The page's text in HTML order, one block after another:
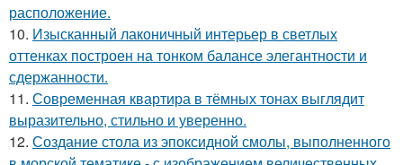
расположение.
10. Изысканный лаконичный интерьер в светлых
оттенках построен на тонком балансе элегантности и
сдержанности.
11. Современная квартира в тёмных тонах выглядит
выразительно, стильно и уверенно.
12. Создание стола из эпоксидной смолы, выполненного